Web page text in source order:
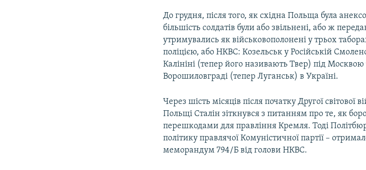
До грудня, після того, як східна Польща була
більшість солдатів були або звільнені, або ж
утримувались як військовополонені у трьох
поліцією, або НКВС: Козельськ у Російській
Калініні (тепер його називають Твер) під Москвою
Ворошиловграді (тепер Луганськ) в Україні.
Через шість місяців після початку Другої світової
Польщі Сталін зіткнувся з питанням про те, як
перешкодами для правління Кремля. Тоді
політику правлячої Комуністичної партії –
меморандум 794/Б від голови НКВС.